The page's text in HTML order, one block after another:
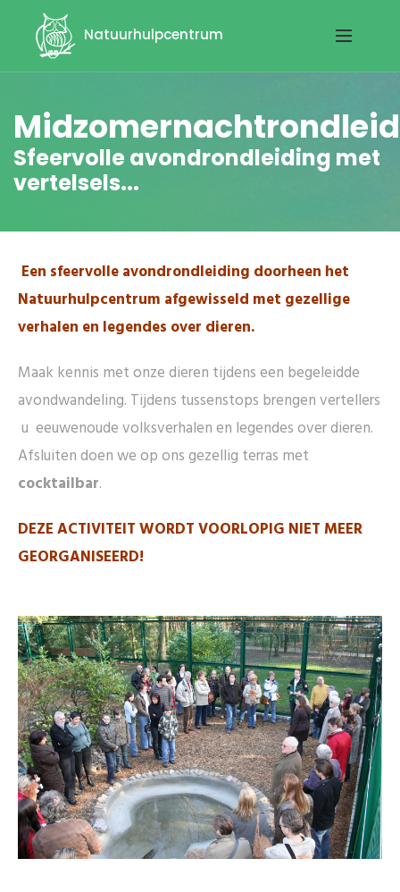
Natuurhulpcentrum
Sfeervolle avondrondleiding met
vertelsels...
Een sfeervolle avondrondleiding doorheen het
Natuurhulpcentrum afgewisseld met gezellige
verhalen en legendes over dieren.
Maak kennis met onze dieren tijdens een begeleidde
avondwandeling. Tijdens tussenstops brengen vertellers
u eeuwenoude volksverhalen en legendes over dieren.
Afsluiten doen we op ons gezellig terras met
cocktailbar.
DEZE ACTIVITEIT WORDT VOORLOPIG NIET MEER
GEORGANISEERD!